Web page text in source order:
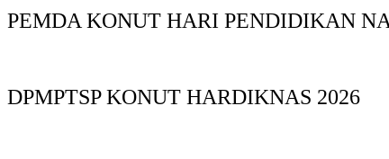
PEMDA KONUT HARI PENDIDIKAN
DPMPTSP KONUT HARDIKNAS 2026